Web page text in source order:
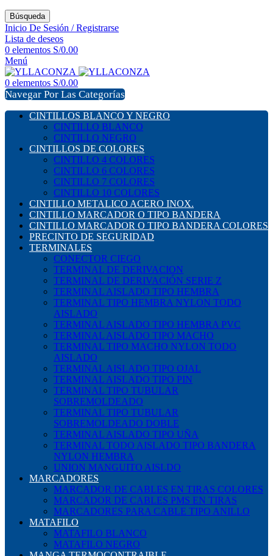
Búsqueda
Inicio De Sesión / Registrarse
Lista de deseos
0 elementos S/0.00
Menú
0 elementos S/0.00
Navegar Por Las Categorías
CINTILLOS BLANCO Y NEGRO
CINTILLO BLANCO
CINTILLO NEGRO
CINTILLOS DE COLORES
CINTILLO 4 COLORES
CINTILLO 6 COLORES
CINTILLO 7 COLORES
CINTILLO 10 COLORES
CINTILLO METALICO ACERO INOX.
CINTILLO MARCADOR O TIPO BANDERA
CINTILLO MARCADOR O TIPO BANDERA COLORES
PRECINTO DE SEGURIDAD
TERMINALES
CONECTOR CIEGO
TERMINAL DE DERIVACION
TERMINAL DE DERIVACIÓN SERIE Z
TERMINAL AISLADO TIPO HEMBRA
TERMINAL TIPO HEMBRA NYLON TODO
AISLADO
TERMINAL AISLADO TIPO HEMBRA PVC
TERMINAL AISLADO TIPO MACHO
TERMINAL TIPO MACHO NYLON TODO
AISLADO
TERMINAL AISLADO TIPO OJAL
TERMINAL AISLADO TIPO PIN
TERMINAL TIPO TUBULAR
SOBREMOLDEADO
TERMINAL TIPO TUBULAR
SOBREMOLDEADO DOBLE
TERMINAL AISLADO TIPO UÑA
TERMINAL TODO AISLADO TIPO BANDERA
NYLON HEMBRA
UNION MANGUITO AISLDO
MARCADORES
MARCADOR DE CABLES EN TIRAS COLORES
MARCADOR DE CABLES PMS EN TIRAS
MARCADORES PARA CABLE TIPO ANILLO
MATAFILO
MATAFILO BLANCO
MATAFILO NEGRO